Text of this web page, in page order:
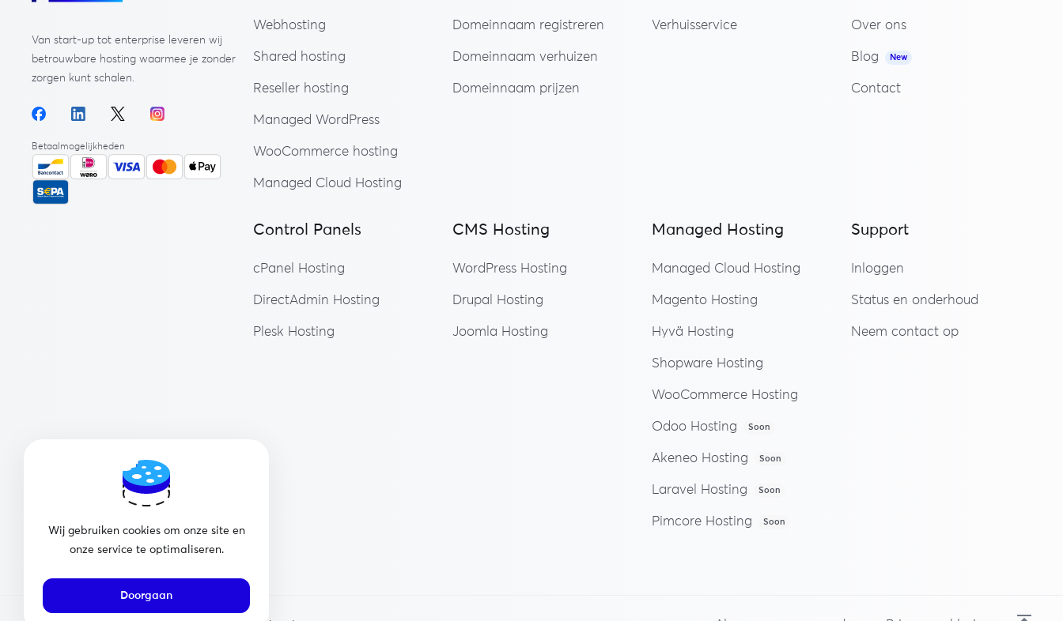
Van start-up tot enterprise leveren wij
betrouwbare hosting waarmee je zonder
zorgen kunt schalen.
Betaalmogelijkheden
Webhosting
Shared hosting
Reseller hosting
Managed WordPress
WooCommerce hosting
Managed Cloud Hosting
Domeinnaam registreren
Domeinnaam verhuizen
Domeinnaam prijzen
Verhuisservice Over ons
Blog New
Contact
Control Panels
cPanel Hosting
DirectAdmin Hosting
Plesk Hosting
CMS Hosting
WordPress Hosting
Drupal Hosting
Joomla Hosting
Managed Hosting
Managed Cloud Hosting
Magento Hosting
Hyvä Hosting
Shopware Hosting
WooCommerce Hosting
Odoo Hosting Soon
Akeneo Hosting Soon
Laravel Hosting Soon
Pimcore Hosting Soon
Support
Inloggen
Status en onderhoud
Neem contact op
Wij gebruiken cookies om onze site en
onze service te optimaliseren.
Doorgaan